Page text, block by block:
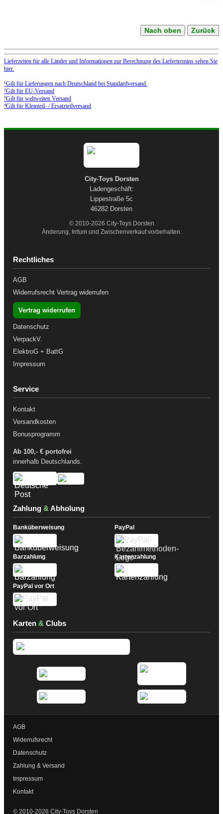
Nach oben Zurück
Lieferzeiten für alle Länder und Informationen zur Berechnung des Liefertermins sehen Sie
hier.
¹Gilt für Lieferungen nach Deutschland bei Standardversand.
²Gilt für EU-Versand
³Gilt für weltweiten Versand
⁴Gilt für Kleinteil- / Ersatzteilversand
City-Toys Dorsten
Ladengeschäft:
Lippestraße 5c
46282 Dorsten
© 2010-2026 City-Toys Dorsten
Änderung, Irrtum und Zwischenverkauf vorbehalten.
Rechtliches
AGB
Widerrufsrecht Vertrag widerrufen
Vertrag widerrufen
Datenschutz
VerpackV.
ElektroG + BattG
Impressum
Service
Kontakt
Versandkosten
Bonusprogramm
Ab 100,- € portofrei
innerhalb Deutschlands.
Zahlung &Abholung
Banküberweisung PayPal
Barzahlung Kartenzahlung
PayPal vor Ort
Karten & Clubs
AGB
Widerrufsrecht
Datenschutz
Zahlung & Versand
Impressum
Kontakt
© 2010-2026 City-Toys Dorsten